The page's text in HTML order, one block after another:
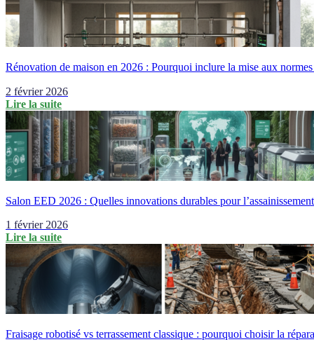
Rénovation de maison en 2026 : Pourquoi inclure la mise aux normes
2 février 2026
Lire la suite
Salon EED 2026 : Quelles innovations durables pour
1 février 2026
Lire la suite
Fraisage robotisé vs terrassement classique : pourquoi choisir la